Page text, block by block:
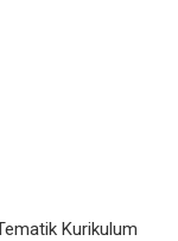
Kurikulum